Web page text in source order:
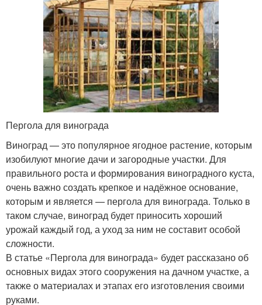
Пергола для винограда
Виноград — это популярное ягодное растение, которым
изобилуют многие дачи и загородные участки. Для
правильного роста и формирования виноградного куста,
очень важно создать крепкое и надёжное основание,
которым и является — пергола для винограда. Только в
таком случае, виноград будет приносить хороший
урожай каждый год, а уход за ним не составит особой
сложности.
В статье «Пергола для винограда» будет рассказано об
основных видах этого сооружения на дачном участке, а
также о материалах и этапах его изготовления своими
руками.